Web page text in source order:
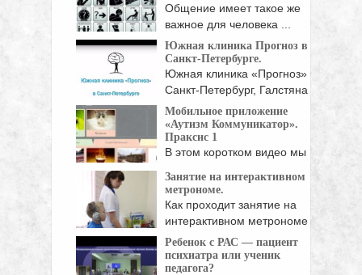
Общение имеет такое же
важное для человека ...
Южная клиника Прогноз в
Санкт-Петербурге.
Южная клиника «Прогноз» г.
Санкт-Петербург, Галстяна
ул., ...
Мобильное приложение
«Аутизм Коммуникатор».
Праксис 1
В этом коротком видео мы
Занятие на интерактивном
метрономе.
Как проходит занятие на
интерактивном метрономе -
...
Ребенок с РАС — пациент
психиатра или ученик
педагога?